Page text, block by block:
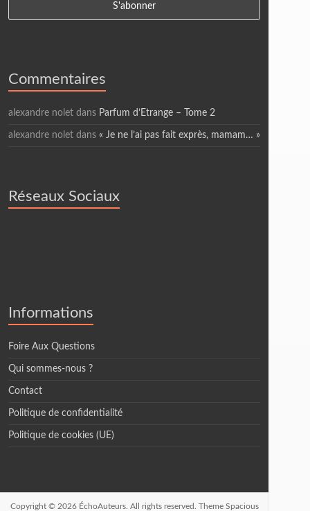
Commentaires
alexandre noletdans Parfum d’Etrange – Tome 2
alexandre noletdans « Je ne l’ai pas fait exprès, mamam… »
Réseaux Sociaux
Informations
Foire Aux Questions
Qui sommes-nous ?
Contact
Politique de confidentialité
Politique de cookies (UE)
Copyright © 2026 ÉchoAuteurs. All rights reserved. Theme Spacious